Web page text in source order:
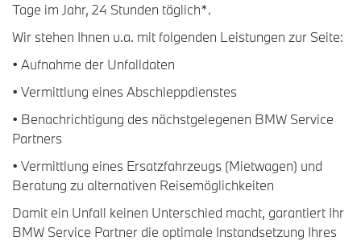
Tage im Jahr, 24 Stunden täglich*.
Wir stehen Ihnen u.a. mit folgenden Leistungen zur Seite:
• Aufnahme der Unfalldaten
• Vermittlung eines Abschleppdienstes
• Benachrichtigung des nächstgelegenen BMW Service
Partners
• Vermittlung eines Ersatzfahrzeugs (Mietwagen) und
Beratung zu alternativen Reisemöglichkeiten
Damit ein Unfall keinen Unterschied macht, garantiert Ihr
BMW Service Partner die optimale Instandsetzung Ihres